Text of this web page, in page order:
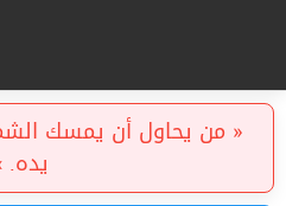
« من يحاول أن يمسك
يده.